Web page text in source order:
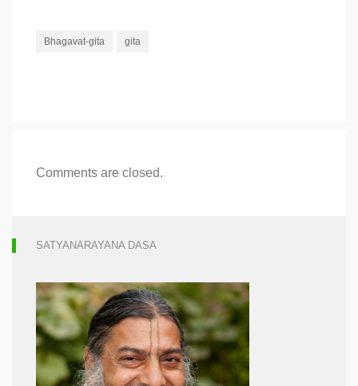
Bhagavat-gita gita
Comments are closed.
SATYANARAYANA DASA